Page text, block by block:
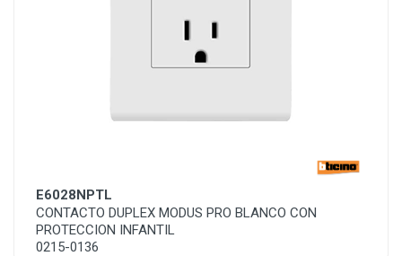
E6028NPTL
CONTACTO DUPLEX MODUS PRO BLANCO CON
PROTECCION INFANTIL
0215-0136